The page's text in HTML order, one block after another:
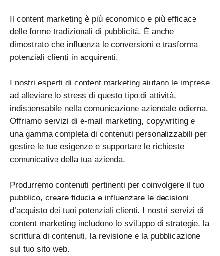
Il content marketing è più economico e più efficace
delle forme tradizionali di pubblicità. È anche
dimostrato che influenza le conversioni e trasforma
potenziali clienti in acquirenti.
I nostri esperti di content marketing aiutano le imprese
ad alleviare lo stress di questo tipo di attività,
indispensabile nella comunicazione aziendale odierna.
Offriamo servizi di e-mail marketing, copywriting e
una gamma completa di contenuti personalizzabili per
gestire le tue esigenze e supportare le richieste
comunicative della tua azienda.
Produrremo contenuti pertinenti per coinvolgere il tuo
pubblico, creare fiducia e influenzare le decisioni
d’acquisto dei tuoi potenziali clienti. I nostri servizi di
content marketing includono lo sviluppo di strategie, la
scrittura di contenuti, la revisione e la pubblicazione
sul tuo sito web.